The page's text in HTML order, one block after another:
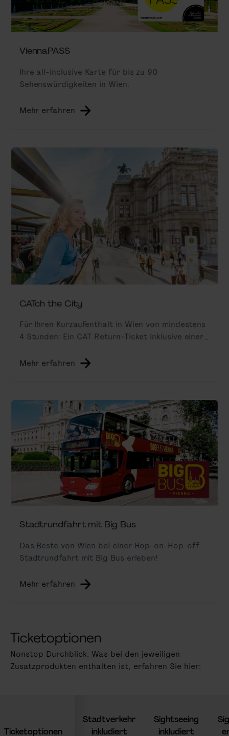
ViennaPASS
Ihre all-inclusive Karte für bis zu 90
Sehenswürdigkeiten in Wien.
Mehr erfahren
CATch the City
Für Ihren Kurzaufenthalt in Wien von mindestens
4 Stunden: Ein CAT Return-Ticket inklusive einer
wichtigsten Gebäuden der Ringstraße.
Mehr erfahren
Stadtrundfahrt mit Big Bus
Das Beste von Wien bei einer Hop-on-Hop-off
Stadtrundfahrt mit Big Bus erleben!
Mehr erfahren
Ticketoptionen
Nonstop Durchblick. Was bei den jeweiligen
Zusatzprodukten enthalten ist, erfahren Sie hier:
Ticketoptionen
Stadtverkehr
inkludiert
Sightseeing
inkludiert